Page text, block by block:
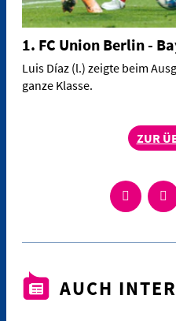
1. FC Union Berlin -
Luis Díaz (l.) zeigte beim
ganze Klasse.
ZUR
AUCH